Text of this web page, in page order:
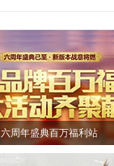
六周年盛典百万福利站